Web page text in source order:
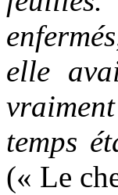
elle
temps
(« Le